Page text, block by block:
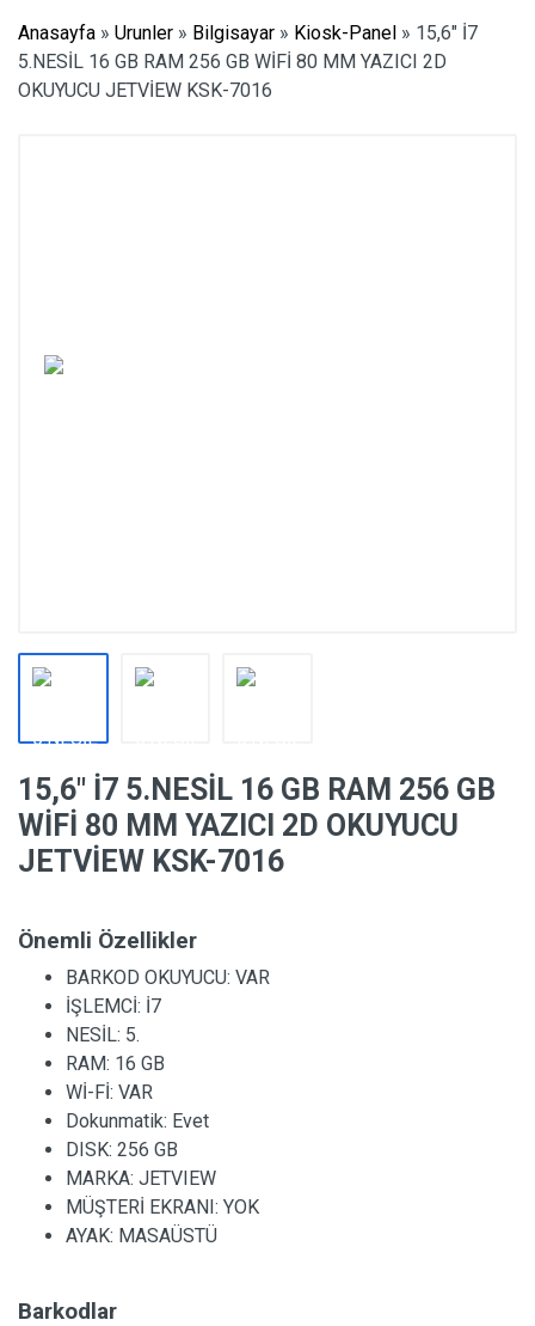
Anasayfa » Urunler » Bilgisayar » Kiosk-Panel » 15,6″ İ7
5.NESİL 16 GB RAM 256 GB WİFİ 80 MM YAZICI 2D
OKUYUCU JETVİEW KSK-7016
15,6″ İ7 5.NESİL 16 GB RAM 256 GB
WİFİ 80 MM YAZICI 2D OKUYUCU
JETVİEW KSK-7016
Önemli Özellikler
BARKOD OKUYUCU: VAR
İŞLEMCİ: İ7
NESİL: 5.
RAM: 16 GB
Wİ-Fİ: VAR
Dokunmatik: Evet
DISK: 256 GB
MARKA: JETVIEW
MÜŞTERİ EKRANI: YOK
AYAK: MASAÜSTÜ
Barkodlar